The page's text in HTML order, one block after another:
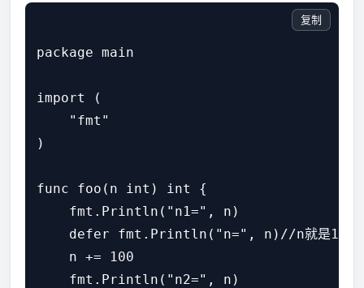
package main
import (
    "fmt"
)
func foo(n int) int {
    fmt.Println("n1=", n)
    defer fmt.Println("n=", n)//n就是100
    n += 100
    fmt.Println("n2=", n)
复制